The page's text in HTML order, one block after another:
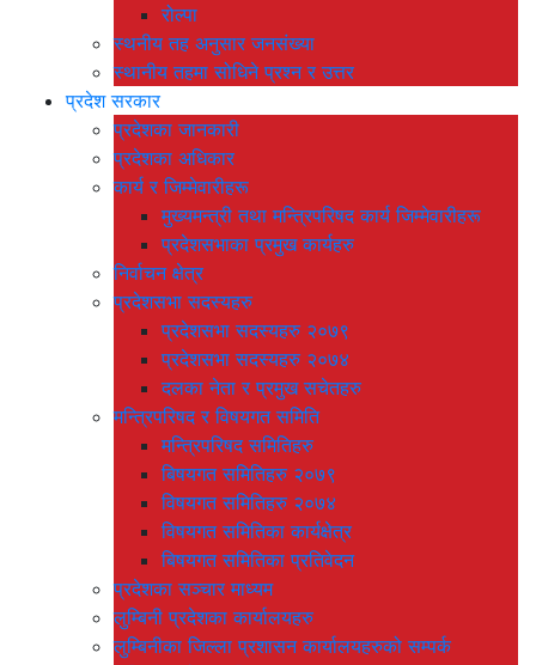
रोल्पा
स्थनीय तह अनुसार जनसंख्या
स्थानीय तहमा सोधिने प्रश्न र उत्तर
प्रदेश सरकार
प्रदेशका जानकारी
प्रदेशका अधिकार
कार्य र जिम्मेवारीहरू
मुख्यमन्त्री तथा मन्त्रिपरिषद कार्य जिम्मेवारीहरू
प्रदेशसभाका प्रमुख कार्यहरु
निर्वाचन क्षेत्र
प्रदेशसभा सदस्यहरु
प्रदेशसभा सदस्यहरु २०७९
प्रदेशसभा सदस्यहरु २०७४
दलका नेता र प्रमुख सचेतहरु
मन्त्रिपरिषद र विषयगत समिति
मन्त्रिपरिषद समितिहरु
बिषयगत समितिहरु २०७९
विषयगत समितिहरु २०७४
विषयगत समितिका कार्यक्षेत्र
बिषयगत समितिका प्रतिवेदन
प्रदेशका सञ्चार माध्यम
लुम्बिनी प्रदेशका कार्यालयहरु
लुम्बिनीका जिल्ला प्रशासन कार्यालयहरुको सम्पर्क